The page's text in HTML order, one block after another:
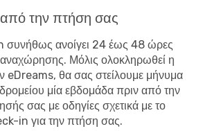
την πτήση σας
ανοίγει 24 έως 48 ώρες
Μόλις ολοκληρωθεί η
eDreams, θα σας στείλουμε μήνυμα
μία εβδομάδα πριν από την
σας με οδηγίες σχετικά με το
in για την πτήση σας.